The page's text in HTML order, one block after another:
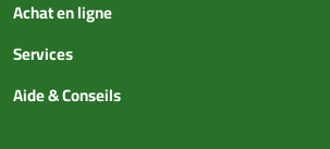
Achat en ligne
Services
Aide & Conseils